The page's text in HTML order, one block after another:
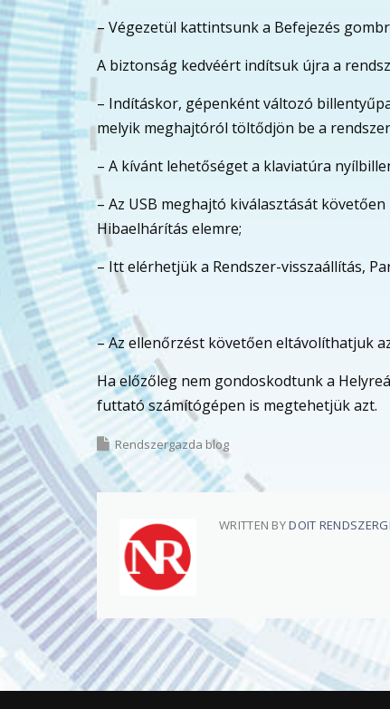
– Végezetül kattintsunk a Befejezés
A biztonság kedvéért indítsuk újra a
– Indításkor, gépenként változó
melyik meghajtóról töltődjön be a
– A kívánt lehetőséget a klaviatúra
– Az USB meghajtó kiválasztását
Hibaelhárítás elemre;
– Itt elérhetjük a Rendszer-visszaállítás,
– Az ellenőrzést követően eltávolíthatjuk
Ha előzőleg nem gondoskodtunk a
futtató számítógépen is megtehetjük azt.
Rendszergazda blog
WRITTEN BYDOIT